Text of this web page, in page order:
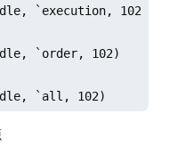
`execution, 102)
`order, 102)
`all, 102)